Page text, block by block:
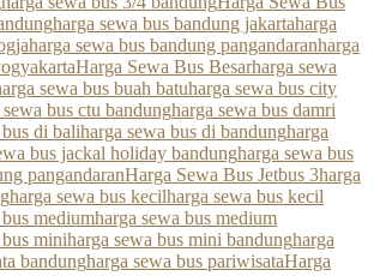
harga sewa bus bandung jakartaharga
harga sewa bus bandung pangandaranharga
Harga Sewa Bus Besarharga sewa
sewa bus buah batuharga sewa bus city
sewa bus ctu bandungharga sewa bus damri
di baliharga sewa bus di bandungharga
bus jackal holiday bandungharga sewa bus
pangandaranHarga Sewa Bus Jetbus 3harga
harga sewa bus kecilharga sewa bus kecil
mediumharga sewa bus medium
miniharga sewa bus mini bandungharga
bandungharga sewa bus pariwisataHarga